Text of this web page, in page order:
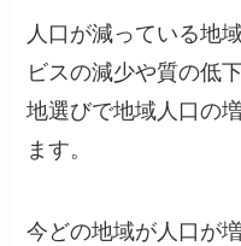
人口が減っている地
ビスの減少や質の低
地選びで地域人口の
ます。
今どの地域が人口が